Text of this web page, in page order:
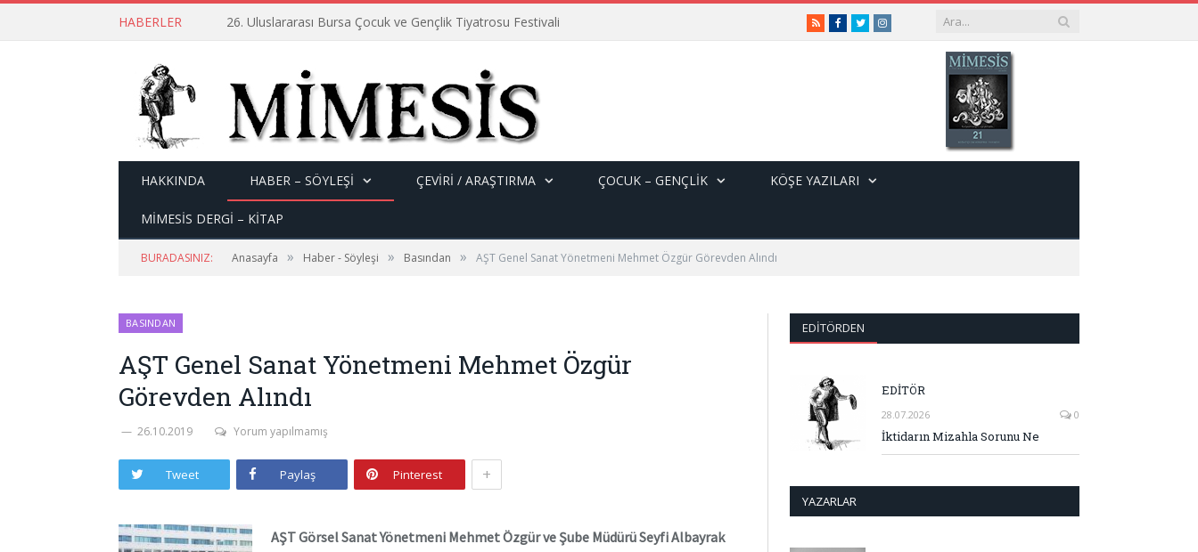
HABERLER 26. Uluslararası Bursa Çocuk ve Gençlik Tiyatrosu Festivali RSSFacebook
TwitterInstagram
HAKKINDA HABER – SÖYLEŞI ÇEVİRİ / ARAŞTIRMA ÇOCUK – GENÇLIK KÖŞE YAZILARI
MİMESİS DERGİ – KİTAP
BURADASINIZ: Anasayfa » Haber - Söyleşi » Basından » AŞT Genel Sanat Yönetmeni Mehmet Özgür Görevden Alındı
BASINDAN
AŞT Genel Sanat Yönetmeni Mehmet Özgür
Görevden Alındı
26.10.2019 Yorum yapılmamış
Tweet Paylaş Pinterest +
AŞT Görsel Sanat Yönetmeni Mehmet Özgür ve Şube Müdürü Seyfi Albayrak
EDITÖRDEN
EDİTÖR
28.07.2026 0
İktidarın Mizahla Sorunu Ne
YAZARLAR